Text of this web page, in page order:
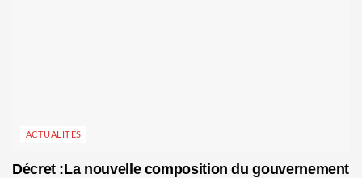
ACTUALITÉS
Décret :La nouvelle composition du gouvernement